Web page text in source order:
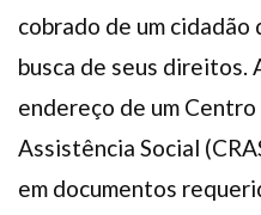
cobrado de um
busca de seus direitos.
endereço de um
Assistência Social
em documentos